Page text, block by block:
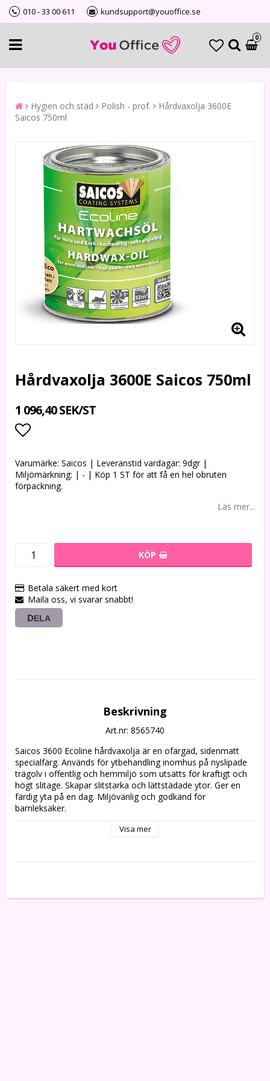
010 - 33 00 611 kundsupport@youoffice.se
0
Hygien och städ Polish - prof.
Hårdvaxolja 3600E
Saicos 750ml
Hårdvaxolja 3600E Saicos 750ml
1 096,40 SEK/ST
Varumärke: Saicos | Leveranstid vardagar: 9dgr |
Miljömärkning: | - | Köp 1 ST för att få en hel obruten
förpackning.
Läs mer...
KÖP
Betala säkert med kort
Maila oss, vi svarar snabbt!
DELA
Beskrivning
Art.nr: 8565740
Saicos 3600 Ecoline hårdvaxolja är en ofärgad, sidenmatt
specialfärg. Används för ytbehandling inomhus på nyslipade
trägolv i offentlig och hemmiljö som utsätts för kraftigt och
högt slitage. Skapar slitstarka och lättstädade ytor. Ger en
färdig yta på en dag. Miljövänlig och godkänd för
barnleksaker.
Visa mer